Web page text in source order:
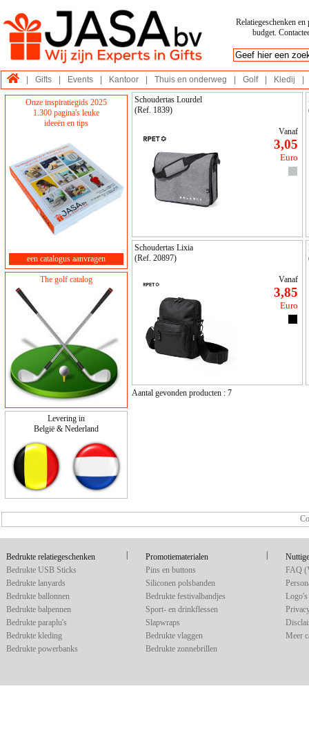
Relatiegeschenken
budget.
Gifts Events Kantoor Thuis en onderweg Golf Kledij
Onze inspiratiegids 2025
1.300 pagina's leuke
ideeën en tips
een catalogus aanvragen
The golf catalog
Levering in
België & Nederland
Schoudertas Lourdel
(Ref. 1839)
Vanaf
3,05
Euro
Schoudertas Lixia
(Ref. 20897)
Vanaf
3,85
Euro
Aantal gevonden producten : 7
Bedrukte relatiegeschenken
Bedrukte USB Sticks
Bedrukte lanyards
Bedrukte ballonnen
Bedrukte balpennen
Bedrukte paraplu's
Bedrukte kleding
Bedrukte powerbanks
Promotiematerialen
Pins en buttons
Siliconen polsbanden
Bedrukte festivalbandjes
Sport- en drinkflessen
Slapwraps
Bedrukte vlaggen
Bedrukte zonnebrillen
FAQ
Logo's
Meer